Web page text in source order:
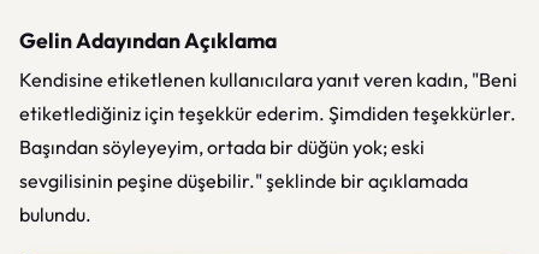
Gelin Adayından Açıklama
Kendisine etiketlenen kullanıcılara yanıt veren kadın, "Beni
etiketlediğiniz için teşekkür ederim. Şimdiden teşekkürler.
Başından söyleyeyim, ortada bir düğün yok; eski
sevgilisinin peşine düşebilir." şeklinde bir açıklamada
bulundu.